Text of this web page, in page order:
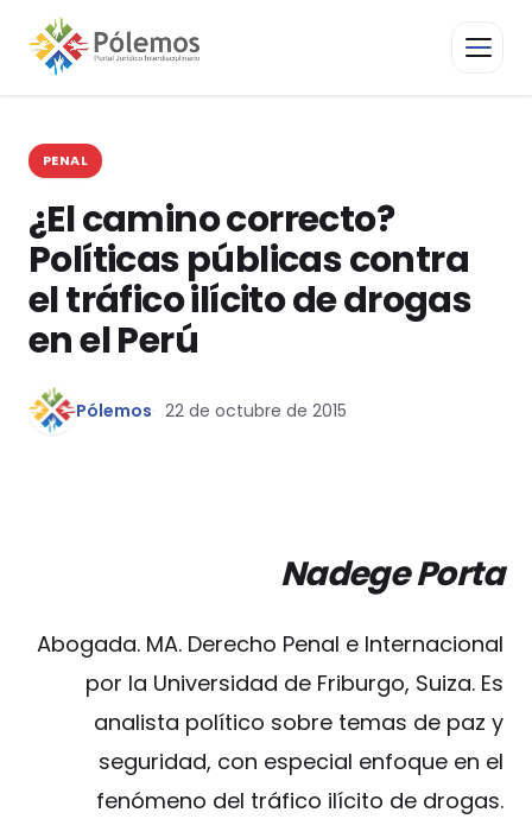
PENAL
¿El camino correcto?
Políticas públicas contra
el tráfico ilícito de drogas
en el Perú
Pólemos 22 de octubre de 2015
Nadege Porta
Abogada. MA. Derecho Penal e Internacional
por la Universidad de Friburgo, Suiza. Es
analista político sobre temas de paz y
seguridad, con especial enfoque en el
fenómeno del tráfico ilícito de drogas.